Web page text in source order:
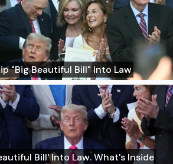
"Big Beautiful Bill" Into Law
Bill' Into Law. What's Inside